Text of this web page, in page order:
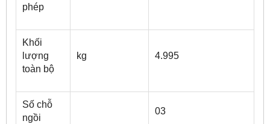
phép
Khối
lượng
toàn bộ
kg 4.995
Số chỗ
ngồi
03